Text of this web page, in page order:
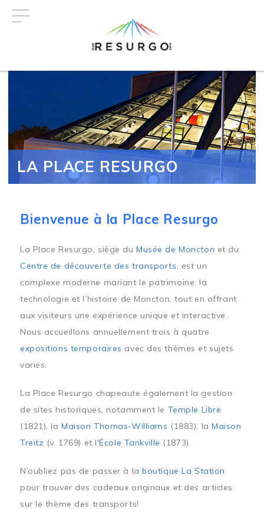
LA PLACE RESURGO
Bienvenue à la Place Resurgo
La Place Resurgo, siège duMusée de Moncton et du
Centre de découverte des transports, est un
complexe moderne mariant le patrimoine, la
technologie et l’histoire de Moncton, tout en offrant
aux visiteurs une expérience unique et interactive.
Nous accueillons annuellement trois à quatre
expositions temporaires avec des thèmes et sujets
variés.
La Place Resurgo chapeaute également la gestion
de sites historiques, notamment le Temple Libre
(1821), laMaison Thomas-Williams (1883), laMaison
Treitz (v. 1769) et l'École Tankville (1873).
N’oubliez pas de passer à laboutique La Station
pour trouver des cadeaux originaux et des articles
sur le thème des transports!